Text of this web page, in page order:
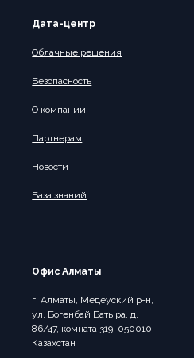
Дата-центр
Облачные решения
Безопасность
О компании
Партнерам
Новости
База знаний
Офис Алматы
г. Алматы, Медеуский р-н,
ул. Богенбай Батыра, д.
86/47, комната 319, 050010,
Казахстан